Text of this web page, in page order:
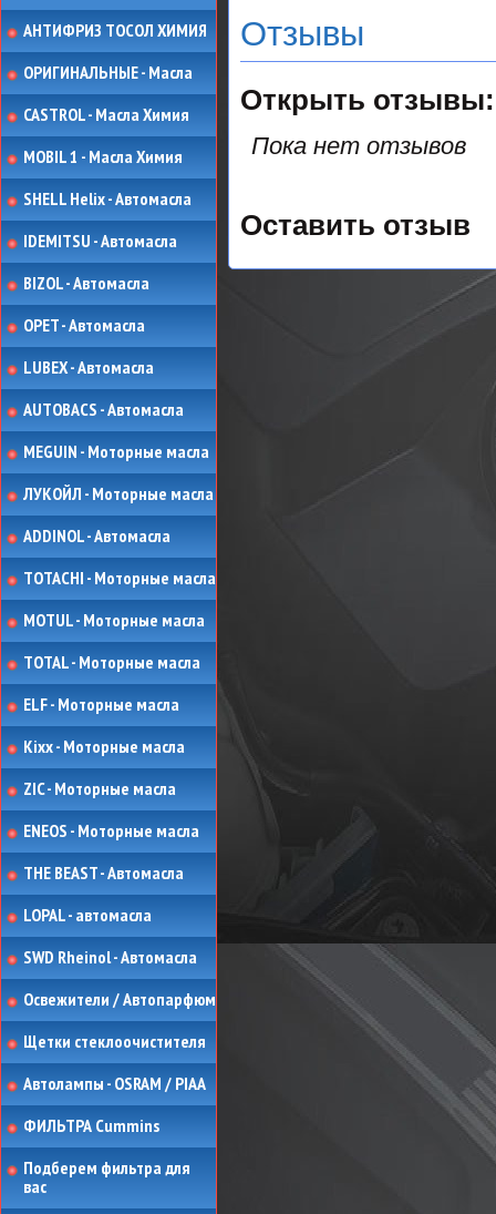
АНТИФРИЗ ТОСОЛ ХИМИЯ
ОРИГИНАЛЬНЫЕ - Масла
CASTROL - Масла Химия
MOBIL 1 - Масла Химия
SHELL Helix - Автомасла
IDEMITSU - Автомасла
BIZOL - Автомасла
OPET - Автомасла
LUBEX - Автомасла
AUTOBACS - Автомасла
MEGUIN - Моторные масла
ЛУКОЙЛ - Моторные масла
ADDINOL - Автомасла
TOTACHI - Моторные масла
MOTUL - Моторные масла
TOTAL - Моторные масла
ELF - Моторные масла
Kixx - Моторные масла
ZIC - Моторные масла
ENEOS - Моторные масла
THE BEAST - Автомасла
LOPAL - автомасла
SWD Rheinol - Автомасла
Освежители / Автопарфюм
Щетки стеклоочистителя
Автолампы - OSRAM / PIAA
ФИЛЬТРА Cummins
Подберем фильтра для
вас
Отзывы
Открыть
Пока нет отзывов
Оставить отзыв